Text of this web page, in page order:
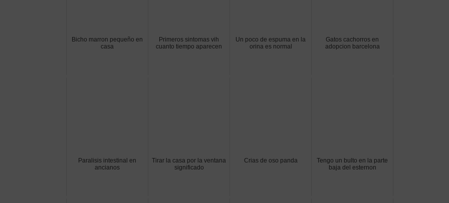
Bicho marron pequeño en
casa
Primeros sintomas vih
cuanto tiempo aparecen
Un poco de espuma en la
orina es normal
Gatos cachorros en
adopcion barcelona
Paralisis intestinal en
ancianos
Tirar la casa por la ventana
significado
Crias de oso panda
Tengo un bulto en la parte
baja del esternon